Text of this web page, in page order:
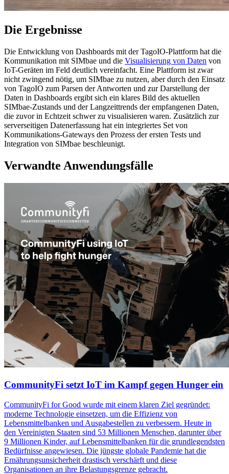
Die Ergebnisse
Die Entwicklung von Dashboards mit der TagoIO-Plattform hat die
Kommunikation mit SIMbae und die Visualisierung von Daten von
IoT-Geräten im Feld deutlich vereinfacht. Eine Plattform ist zwar
nicht zwingend nötig, um SIMbae zu nutzen, aber durch den Einsatz
von TagoIO zum Parsen der Antworten und zur Darstellung der
Daten in Dashboards ergibt sich ein klares Bild des aktuellen
SIMbae-Zustands und der Langzeittrends der empfangenen Daten,
die zuvor in Echtzeit schwer zu visualisieren waren. Zusätzlich zur
serverseitigen Datenerfassung hat ein integriertes Set von
Kommunikations-Gateways den Prozess der ersten Tests und
Integration von SIMbae beschleunigt.
Verwandte Anwendungsfälle
CommunityFi setzt IoT im Kampf gegen Hunger ein
CommunityFi for Good wurde mit einem klaren Ziel gegründet:
moderne Technologie einsetzen, um die Effizienz von
Lebensmittelbanken und Ausgabestellen zu verbessern. Heute in
den Vereinigten Staaten sind 53 Millionen Menschen, darunter über
9 Millionen Kinder, auf Lebensmittelbanken für die grundlegendsten
Bedürfnisse angewiesen. Die jüngste globale Pandemie hat die
Ernährungsunsicherheit drastisch verschärft und diese
Organisationen an ihre Belastungsgrenze gebracht.